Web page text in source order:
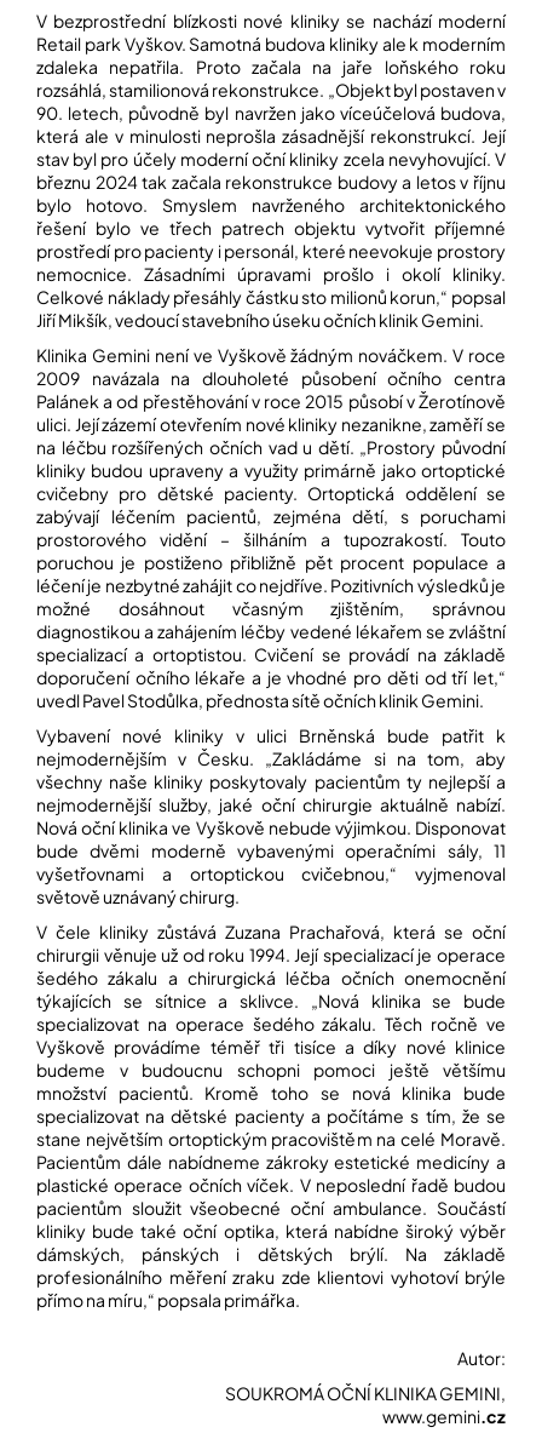
PAMĚŤ
KONCENTRACI
BAZAR
REPASOVANÉ
POMŮCKY
Přihlášení
V bezprostřední blízkosti nové kliniky se nachází moderní
Retail park Vyškov. Samotná budova kliniky ale k moderním
zdaleka nepatřila. Proto začala na jaře loňského roku
rozsáhlá, stamilionová rekonstrukce. „Objekt byl postaven v
90. letech, původně byl navržen jako víceúčelová budova,
která ale v minulosti neprošla zásadnější rekonstrukcí. Její
stav byl pro účely moderní oční kliniky zcela nevyhovující. V
březnu 2024 tak začala rekonstrukce budovy a letos v říjnu
bylo hotovo. Smyslem navrženého architektonického
řešení bylo ve třech patrech objektu vytvořit příjemné
prostředí pro pacienty i personál, které neevokuje prostory
nemocnice. Zásadními úpravami prošlo i okolí kliniky.
Celkové náklady přesáhly částku sto milionů korun,“ popsal
Jiří Mikšík, vedoucí stavebního úseku očních klinik Gemini.
Klinika Gemini není ve Vyškově žádným nováčkem. V roce
2009 navázala na dlouholeté působení očního centra
Palánek a od přestěhování v roce 2015 působí v Žerotínově
ulici. Její zázemí otevřením nové kliniky nezanikne, zaměří se
na léčbu rozšířených očních vad u dětí. „Prostory původní
kliniky budou upraveny a využity primárně jako ortoptické
cvičebny pro dětské pacienty. Ortoptická oddělení se
zabývají léčením pacientů, zejména dětí, s poruchami
prostorového vidění – šilháním a tupozrakostí. Touto
poruchou je postiženo přibližně pět procent populace a
léčení je nezbytné zahájit co nejdříve. Pozitivních výsledků je
možné dosáhnout včasným zjištěním, správnou
diagnostikou a zahájením léčby vedené lékařem se zvláštní
specializací a ortoptistou. Cvičení se provádí na základě
doporučení očního lékaře a je vhodné pro děti od tří let,“
uvedl Pavel Stodůlka, přednosta sítě očních klinik Gemini.
Vybavení nové kliniky v ulici Brněnská bude patřit k
nejmodernějším v Česku. „Zakládáme si na tom, aby
všechny naše kliniky poskytovaly pacientům ty nejlepší a
nejmodernější služby, jaké oční chirurgie aktuálně nabízí.
Nová oční klinika ve Vyškově nebude výjimkou. Disponovat
bude dvěmi moderně vybavenými operačními sály, 11
vyšetřovnami a ortoptickou cvičebnou,“ vyjmenoval
světově uznávaný chirurg.
V čele kliniky zůstává Zuzana Prachařová, která se oční
chirurgii věnuje už od roku 1994. Její specializací je operace
šedého zákalu a chirurgická léčba očních onemocnění
týkajících se sítnice a sklivce. „Nová klinika se bude
specializovat na operace šedého zákalu. Těch ročně ve
Vyškově provádíme téměř tři tisíce a díky nové klinice
budeme v budoucnu schopni pomoci ještě většímu
množství pacientů. Kromě toho se nová klinika bude
specializovat na dětské pacienty a počítáme s tím, že se
stane největším ortoptickým pracovištěm na celé Moravě.
Pacientům dále nabídneme zákroky estetické medicíny a
plastické operace očních víček. V neposlední řadě budou
pacientům sloužit všeobecné oční ambulance. Součástí
kliniky bude také oční optika, která nabídne široký výběr
dámských, pánských i dětských brýlí. Na základě
profesionálního měření zraku zde klientovi vyhotoví brýle
přímo na míru,“ popsala primářka.
Autor:
SOUKROMÁ OČNÍ KLINIKA GEMINI,
www.gemini.cz
č
e
m
e